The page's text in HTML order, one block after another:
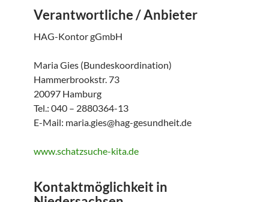
Verantwortliche / Anbieter
HAG-Kontor gGmbH
Maria Gies (Bundeskoordination)
Hammerbrookstr. 73
20097 Hamburg
Tel.: 040 – 2880364-13
E-Mail: maria.gies@hag-gesundheit.de
www.schatzsuche-kita.de
Kontaktmöglichkeit in